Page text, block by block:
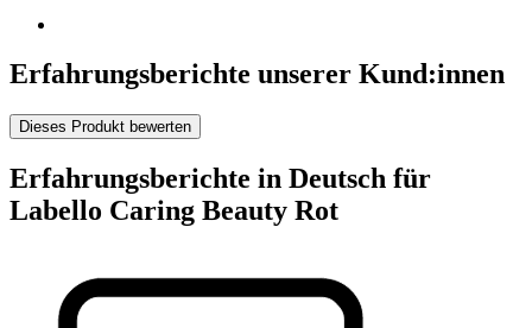
Erfahrungsberichte unserer Kund:innen
Dieses Produkt bewerten
Erfahrungsberichte in Deutsch für
Labello Caring Beauty Rot